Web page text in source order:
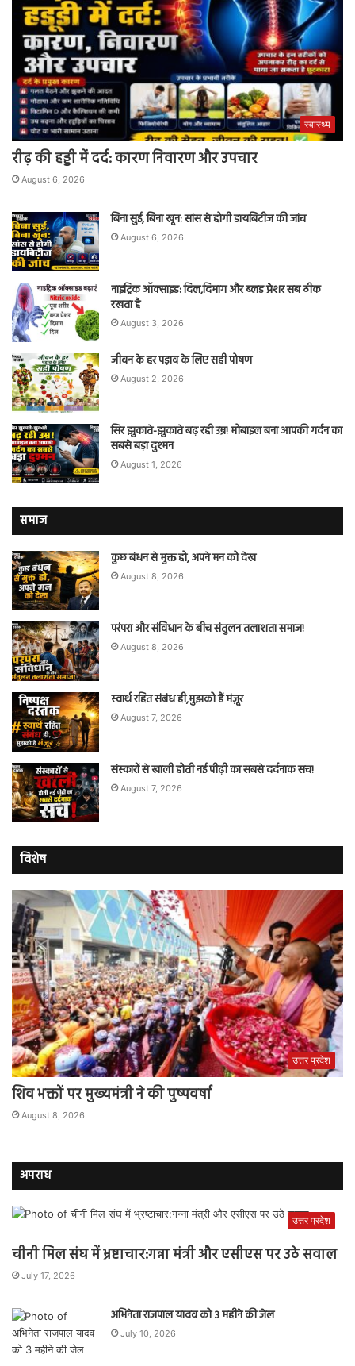
स्वास्थ्य
रीढ़ की हड्डी में दर्द: कारण निवारण और उपचार
August 6, 2026
बिना सुई, बिना खून: सांस से होगी डायबिटीज की जांच
August 6, 2026
नाइट्रिक ऑक्साइड: दिल,दिमाग और ब्लड प्रेशर सब ठीक
रखता है
August 3, 2026
जीवन के हर पड़ाव के लिए सही पोषण
August 2, 2026
सिर झुकाते-झुकाते बढ़ रही उम्र! मोबाइल बना आपकी गर्दन का
सबसे बड़ा दुश्मन
August 1, 2026
समाज
कुछ बंधन से मुक्त हो, अपने मन को देख
August 8, 2026
परंपरा और संविधान के बीच संतुलन तलाशता समाज!
August 8, 2026
स्वार्थ रहित संबंध ही,मुझको हैं मंज़ूर
August 7, 2026
संस्कारों से खाली होती नई पीढ़ी का सबसे दर्दनाक सच!
August 7, 2026
विशेष
उत्तर प्रदेश
शिव भक्तों पर मुख्यमंत्री ने की पुष्पवर्षा
August 8, 2026
अपराध
उत्तर प्रदेश
चीनी मिल संघ में भ्रष्टाचार:गन्ना मंत्री और एसीएस पर उठे सवाल
July 17, 2026
अभिनेता राजपाल यादव को 3 महीने की जेल
July 10, 2026